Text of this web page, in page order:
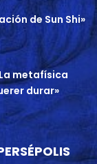
de Sun Shi»
metafísica
durar»